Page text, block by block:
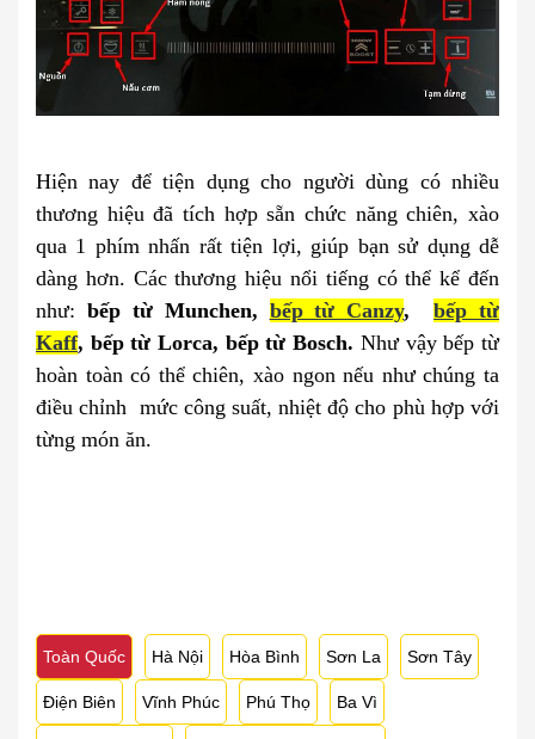
Hiện nay để tiện dụng cho người dùng có nhiều
thương hiệu đã tích hợp sẵn chức năng chiên, xào
qua 1 phím nhấn rất tiện lợi, giúp bạn sử dụng dễ
dàng hơn. Các thương hiệu nổi tiếng có thể kể đến
như: bếp từ Munchen, bếp từ Canzy,
bếp từ
Kaff, bếp từ Lorca, bếp từ Bosch. Như vậy bếp từ
hoàn toàn có thể chiên, xào ngon nếu như chúng ta
điều chỉnh mức công suất, nhiệt độ cho phù hợp với
từng món ăn.
Toàn Quốc Hà Nội Hòa Bình Sơn La Sơn Tây
Điện Biên Vĩnh Phúc Phú Thọ Ba Vì